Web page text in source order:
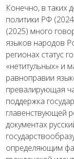
Конечно, в таких
политики РФ
(2025) много
языков народов
регионах статус
«нетитульных» и
равноправии
превалирующая
поддержка
главенствующей
документах
определяющим